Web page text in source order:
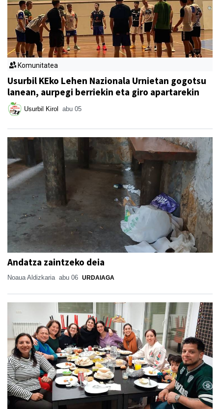
Komunitatea
Usurbil KEko Lehen Nazionala Urnietan gogotsu
lanean, aurpegi berriekin eta giro apartarekin
Usurbil Kirol abu 05
Andatza zaintzeko deia
Noaua Aldizkaria abu 06 URDAIAGA